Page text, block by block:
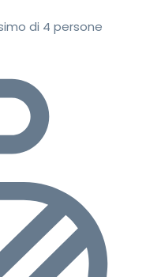
di 4 persone